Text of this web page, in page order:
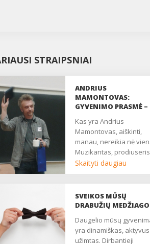
STRAIPSNIAI
ANDRIUS
MAMONTOVAS:
GYVENIMO PRASMĖ –
LAIMĘ IR MEILĘ
Kas yra Andrius
Mamontovas, aiškinti,
manau, nereikia nė
Muzikantas,
aktorius – taip
Wikipedia. Dar priduria:
pasisako už sveiką
vartojimą, o nuo 1993
yra vegetaras....
Skaityti daugiau
SVEIKOS MŪSŲ
DRABUŽIŲ
Daugelio mūsų gyvenimas
yra dinamiškas,
užimtas. Dirbantieji